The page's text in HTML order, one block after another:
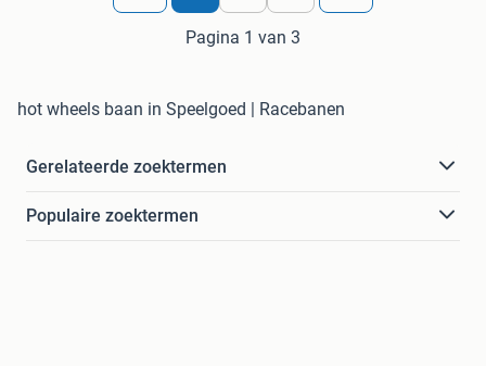
Pagina 1 van 3
hot wheels baan in Speelgoed | Racebanen
Gerelateerde zoektermen
Populaire zoektermen